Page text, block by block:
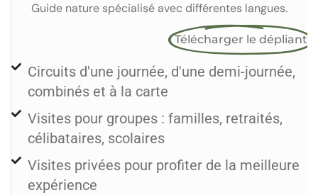
Guide nature spécialisé avec différentes langues.
Télécharger le dépliant
Circuits d'une journée, d'une demi-journée,
combinés et à la carte
Visites pour groupes : familles, retraités,
célibataires, scolaires
Visites privées pour profiter de la meilleure
expérience